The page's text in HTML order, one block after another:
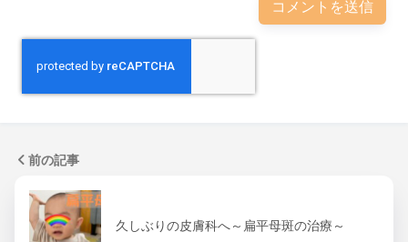
前の記事
久しぶりの皮膚科へ～扁平母斑の治療～